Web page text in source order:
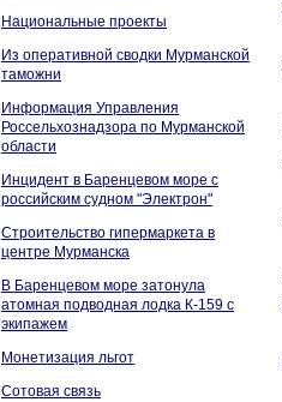
Национальные проекты
Из оперативной сводки Мурманской
таможни
Информация Управления
Россельхознадзора по Мурманской
области
Инцидент в Баренцевом море с
российским судном "Электрон"
Строительство гипермаркета в
центре Мурманска
В Баренцевом море затонула
атомная подводная лодка К-159 с
экипажем
Монетизация льгот
Сотовая связь